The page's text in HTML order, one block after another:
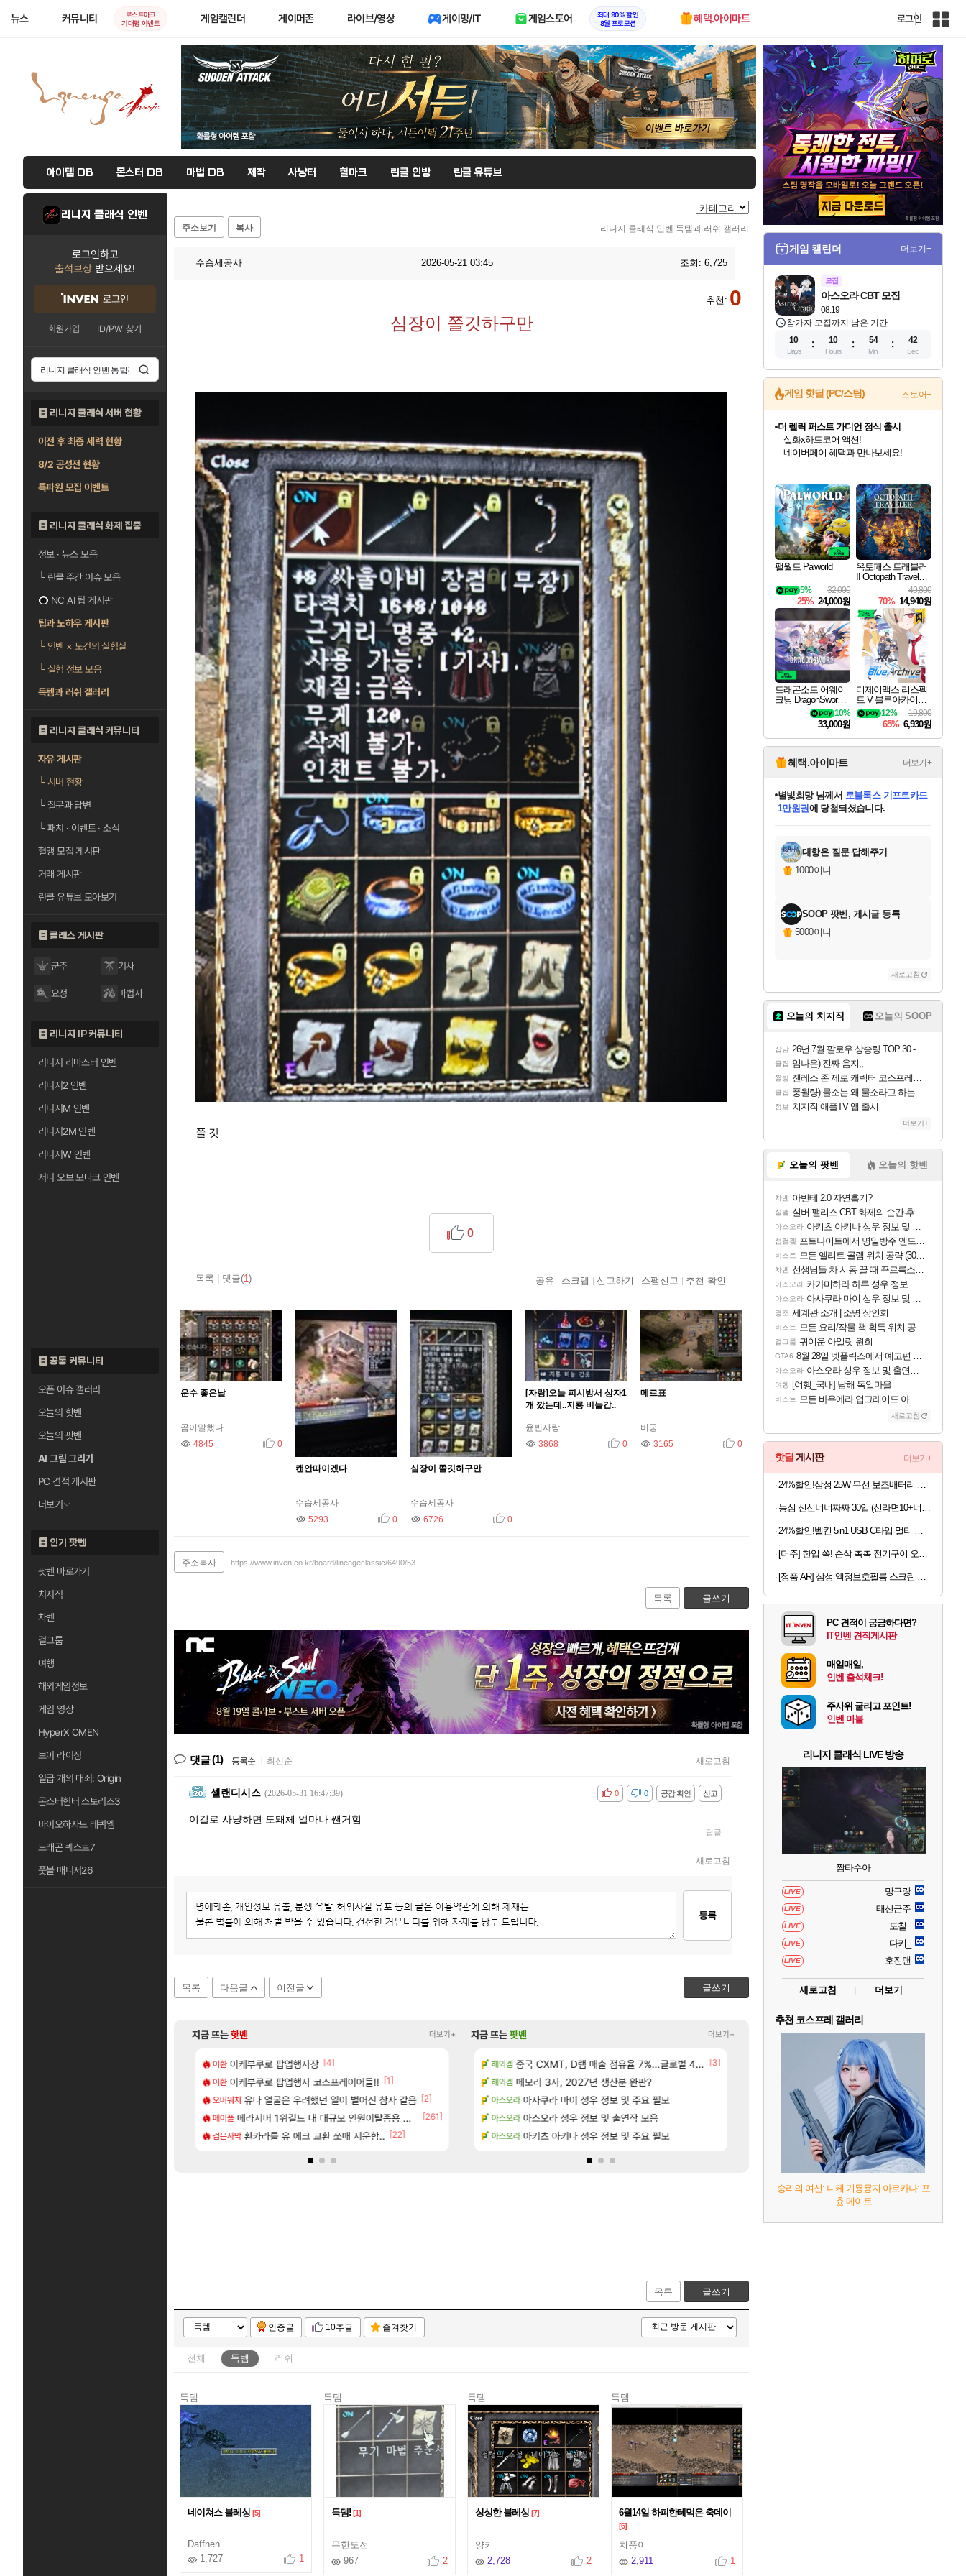
뉴스 커뮤니티
로스트아크
기대평 이벤트
게임캘린더 게이머존 라이브/영상 게이밍/IT 게임스토어
최대 90% 할인
8월 프로모션
혜택.아이마트 로그인
인
전
이
트
맵
아이템 DB 몬스터 DB 마법 DB 제작 사냥터 혈마크 린클 인방 린클 유튜브
리니지 클래식 인벤
로그인하고
출석보상 받으세요!
로그인
회원가입 ID/PW 찾기
리니지 클래식 서버 현황
이전 후 최종 세력 현황
8/2 공성전 현황
특파원 모집 이벤트
리니지 클래식 화제 집중
정보 · 뉴스 모음
└린클 주간 이슈 모음
NC AI 팁 게시판
팁과 노하우 게시판
└인벤 × 도건의 실험실
└실험 정보 모음
득템과 러쉬 갤러리
리니지 클래식 커뮤니티
자유 게시판
└서버 현황
└질문과 답변
└패치 · 이벤트 · 소식
혈맹 모집 게시판
거래 게시판
린클 유튜브 모아보기
클래스 게시판
군주 기사
요정 마법사
리니지 IP 커뮤니티
리니지 리마스터 인벤
리니지2 인벤
리니지M 인벤
리니지2M 인벤
리니지W 인벤
저니 오브 모나크 인벤
공통 커뮤니티
오픈 이슈 갤러리
오늘의 핫벤
오늘의 팟벤
AI 그림 그리기
PC 견적 게시판
더보기
인기 팟벤
팟벤 바로가기
치지직
차벤
걸그룹
여행
해외게임정보
게임 영상
HyperX OMEN
브이 라이징
일곱 개의 대죄: Origin
몬스터헌터 스토리즈3
바이오하자드 레퀴엠
드래곤 퀘스트7
풋볼 매니저26
주소보기 복사 리니지 클래식 인벤 득템과 러쉬 갤러리
수습세공사 2026-05-21 03:45 조회: 6,725
추천: 0
심장이 쫄깃하구만
쫄 깃
목록 댓글(1 )
0
공유 스크랩 신고하기 스팸신고 추천 확인
운수 좋은날
곰이말했다
4845 0
캔안따이겠다
수습세공사
5293 0
심장이 쫄깃하구만
수습세공사
조회
6726 0
[자랑]오늘 피시방서 상자1
개 깠는데..지룡 비늘갑..
윤빈사랑
3868 0
메르표
비궁
조회
3165 0
주소복사 https://www.inven.co.kr/board/lineageclassic/6490/53
목록 글쓰기
댓글(1) 등록순 최신순 새로고침
셀랜디시스 (2026-05-31 16:47:39) 신고
공감 확인
비공감 0
0
이걸로 사냥하면 도돼체 얼마나 쌘거힘
답글
새로고침
등록
목록 다음글 이전글 글쓰기
지금 뜨는핫벤 더보기+
이환 이케부쿠로 팝업행사장 [4]
이환 이케부쿠로 팝업행사 코스프레이어들!! [1]
오버워치 유나 얼굴은 우려했던 일이 벌어진 참사 같음 [2]
메이플 베라서버 1위길드 내 대규모 인원이탈종용 추정사건
[261]
검은사막 환카라를 유 에크 교환 쪼매 서운함.. [22]
검은사막 펄없의 퍼주는듯하면서 악랄한 BM 설계 [24]
리니지M 주말패키지 결과..... [5]
오버워치 D.mon 스킬셋 나왔다 [5]
메이플 ☆무료☆ 템세팅 사이트 개발자입니다
메이플 환산 13만 스펙으로 삐져서 매주 수로 10만점 치고있으면 ㅋㅋ
영웅무기도안 제작 질문
후닝 780억 부자 아니였음?? [56]
중상유저들
[15]
아이고... 길드내에서 쿠데타 일어났네 [83]
유물칭호 따왔습니다 [73]
지금 뜨는팟벤 더보기+
비스트 모든 엘리트 골렘 위치 공략 (30개) - 방랑 결투가
비스트 모든 요리/작물 책 획득 위치 공략 (36개) - 미식가 도전과제
차벤 아반테 2.0 자연흡기? [1]
섭컬겜 무한대 아난타 유출과 앞으로의 예상 (루머)
PV 라스트 에포크 시즌5 - 서리화신의 분노 티저
해외겜 중국 CXMT, D램 매출 점유율 7%…글로벌 4위로 부상
[3]
해외겜 메모리 3사, 2027년 생산분 완판?
아스오라 아사쿠라 마이 성우 정보 및 주요 필모
아스오라 아스오라 성우 정보 및 출연작 모음
아스오라 아키츠 아키나 성우 정보 및 주요 필모
8월 28일 넷플릭스에서 예고편 공개 예정
선녀바위해수욕장
[여행_국내] 남해 독일마을 [1]
모든 바우에라 업그레이드 아이템 획득 위치 공략 (89
카가미하라 하루 성우 정보 및 주요 필모
목록 글쓰기
인증글 10추글 즐겨찾기
전체 득템 러쉬
득템
네이쳐스 블레싱 [5]
Daffnen
1,727
1
득템
득템! [1]
무한도전
967
2
득템
싱싱한 블레싱 [7]
양키
2,728
2
득템
6월14일 하피한테먹은 축데이
[6]
치풍이
2,911
1
게임 캘린더 더보기+
모집
08.19
아스오라 CBT 모집
참가자 모집까지 남은 기간
10
Days
10
Hours
54
Min
41
Sec
게임 핫딜 (PC/스팀) 스토어+
최대 90% 할인가를 만나보세요!
네이버혜택과 함께 만나보세요!
50%할인&추가 적립까지!
네이버 포인트 혜택까지!
이니&베니 혜택까지!
네이버 혜택가와 함께 예약하세요!
할인&네이버혜택으로 만나보세요!
더 렐릭 퍼스트 가디언 정식 출시
설화x하드코어 액션!
네이버페이 혜택과 만나보세요!
40주년 프로모션으로 만나보세요!
할인가에 만나보세요!
일부 에디션 상시 할인!
혜택으로 예약 판매 중
편안하게 충전하세요
팰월드 Palworld
32,000
5%
25% 24,000원
옥토패스 트래블러
II Octopath Traveler I
49,800
70% 14,940원
드래곤소드 어웨이
크닝 DragonSword A
10%
33,000원
디제이맥스 리스펙
트 V 블루아카이브
팩 DJMAX RESPE
CT V Blue Archive P
ack DLC
19,800
12%
65% 6,930원
혜택.아이마트 더보기+
교환.
당첨되셨습니다.
당첨되셨습니다.
당첨되셨습니다.
별빛희망님께서 로블록스 기프트카드
1만원권에 당첨되셨습니다.
당첨되셨습니다.
당첨되셨습니다.
당첨되셨습니다.
당첨되셨습니다.
에디션 (스팀코드)를 교환.
당첨되셨습니다.
대항온 질문 답해주기
1000이니
SOOP 팟벤, 게시글 등록
5000이니
새로고침
오늘의 치지직 오늘의 SOOP
잡담 26년 7월 팔로우 상승량 TOP 30 - 월간 치지직
클립 임나은) 진짜 음지;;
짤방 젠레스 존 제로 캐릭터 코스프레한 꽁주
클립 풍월량) 물소는 왜 물소라고 하는거야? 아! 그만 ㅋㅋ
정보 치지직 애플TV 앱 출시
더보기+
오늘의 팟벤 오늘의 핫벤
차벤 아반테 2.0 자연흡기?
실팰 실버 팰리스 CBT 화제의 순간·후기 모음
아스오라 아키츠 아키나 성우 정보 및 주요 필모
섭컬겜 포트나이트에서 명일방주 엔드필드 [펠리카] 판매 예정
비스트 모든 엘리트 골렘 위치 공략 (30개) - 방랑 결투가
차벤 선생님들 차 시동 끌 때 꾸르륵소리나는데
아스오라 카가미하라 하루 성우 정보 및 주요 필모
아스오라 아사쿠라 마이 성우 정보 및 주요 필모
명조 세계관 소개 | 소명 상인회
비스트 모든 요리/작물 책 획득 위치 공략 (36개) - 미식가 도전과제
걸그룹 귀여운 아일릿 원희
GTA6 8월 28일 넷플릭스에서 예고편 공개 예정
아스오라 아스오라 성우 정보 및 출연작 모음
여행 [여행_국내] 남해 독일마을
비스트 모든 바우에라 업그레이드 아이템 획득 위치 공략 (89개)
새로고침
핫딜 게시판 더보기+
[정품 AR] 삼성 액정보호필름 스크린 프로텍터 갤럭시S26 울트라, 2매입
PC 견적이 궁금하다면?
IT인벤 견적게시판
매일매일,
인벤 출석체크!
주사위 굴리고 포인트!
인벤 마블
리니지 클래식 LIVE 방송
짬타수아
LIVE 망구랑
LIVE 태산군주
LIVE 도칠_
LIVE 다키_
LIVE 호진맨
새로고침 더보기
추천 코스프레 갤러리
승리의 여신: 니케 기묭묭지 아르카나: 포
츈 메이트